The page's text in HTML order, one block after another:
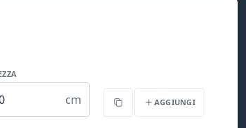
cm
Copia AGGIUNGI